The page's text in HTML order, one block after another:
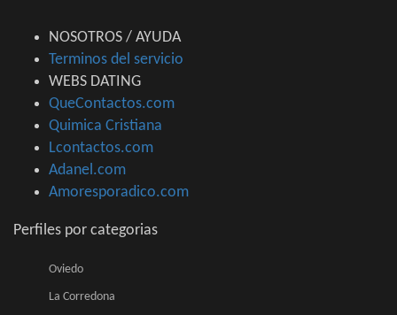
NOSOTROS / AYUDA
Terminos del servicio
WEBS DATING
QueContactos.com
Quimica Cristiana
Lcontactos.com
Adanel.com
Amoresporadico.com
Perfiles por categorias
Oviedo
La Corredona